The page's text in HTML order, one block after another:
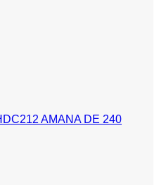
AMANA DE 240